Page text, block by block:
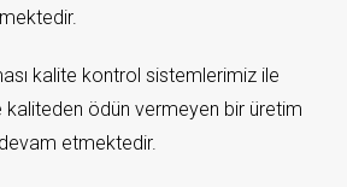
kalite kontrol sistemlerimiz ile
ödün vermeyen bir üretim
etmektedir.